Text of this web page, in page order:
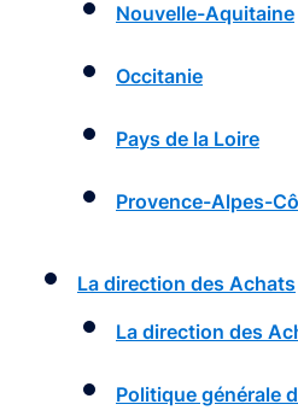
Nouvelle-Aquitaine
Occitanie
Pays de la Loire
Provence-Alpes-
La direction des Achats
La direction des
Politique générale